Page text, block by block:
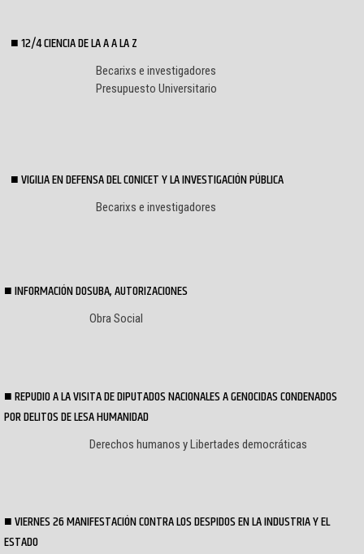
12/4 CIENCIA DE LA A A LA Z
Becarixs e investigadores
Presupuesto Universitario
VIGILIA EN DEFENSA DEL CONICET Y LA INVESTIGACIÓN PÚBLICA
Becarixs e investigadores
INFORMACIÓN DOSUBA, AUTORIZACIONES
Obra Social
REPUDIO A LA VISITA DE DIPUTADOS NACIONALES A GENOCIDAS CONDENADOS
POR DELITOS DE LESA HUMANIDAD
Derechos humanos y Libertades democráticas
VIERNES 26 MANIFESTACIÓN CONTRA LOS DESPIDOS EN LA INDUSTRIA Y EL
ESTADO